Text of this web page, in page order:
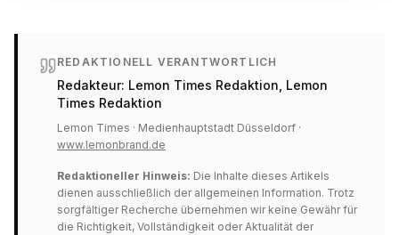
REDAKTIONELL VERANTWORTLICH
Redakteur: Lemon Times Redaktion , Lemon
Times Redaktion
Lemon Times · Medienhauptstadt Düsseldorf ·
www.lemonbrand.de
Redaktioneller Hinweis: Die Inhalte dieses Artikels
dienen ausschließlich der allgemeinen Information. Trotz
sorgfältiger Recherche übernehmen wir keine Gewähr für
die Richtigkeit, Vollständigkeit oder Aktualität der